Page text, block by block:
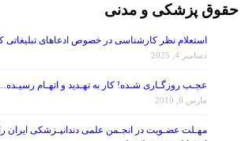
حقوق پزشکی و مدنی
استعلام نظر کارشناسی در خصوص ادعاهای تبلیغاتی
دسامبر 4, 2025
عجـب روزگـاری شـده! کار به تهـدید و اتهـام
مارس 8, 2019